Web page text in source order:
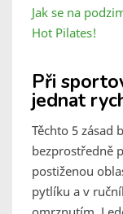
Jak se na
Hot Pilates!
Při
jednat
Těchto 5 zásad
bezprostředně
postiženou
pytlíku a v